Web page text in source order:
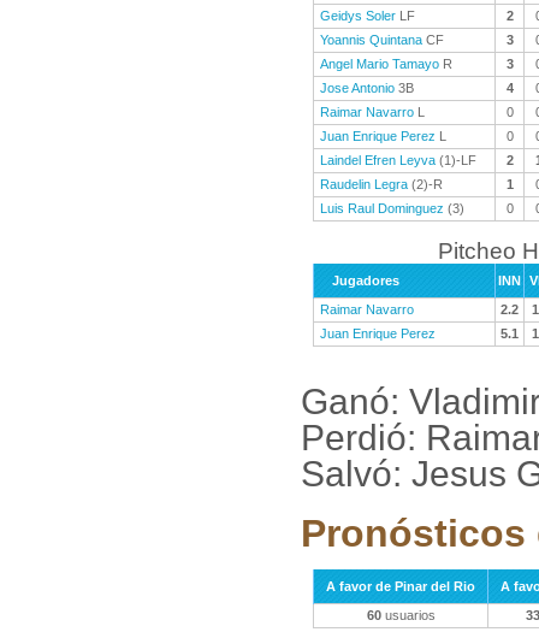
Geidys Soler LF 2
Yoannis Quintana CF 3
Angel Mario Tamayo R 3
Jose Antonio 3B 4
Raimar Navarro L 0
Juan Enrique Perez L 0
Laindel Efren Leyva (1)-LF 2
Raudelin Legra (2)-R 1
Luis Raul Dominguez (3) 0
Pitcheo
Jugadores INN
Raimar Navarro
2.2
Juan Enrique Perez
5.1
Ganó:
Perdió:
Salvó: Jesus
Pronósticos
A favor de Pinar del Rio
A
60usuarios 33